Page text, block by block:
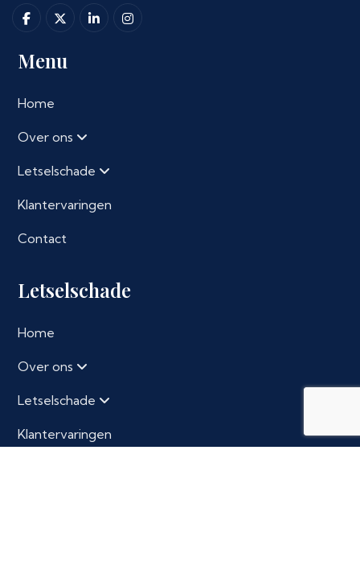
Menu
Home
Over ons
Letselschade
Klantervaringen
Contact
Letselschade
Home
Over ons
Letselschade
Klantervaringen